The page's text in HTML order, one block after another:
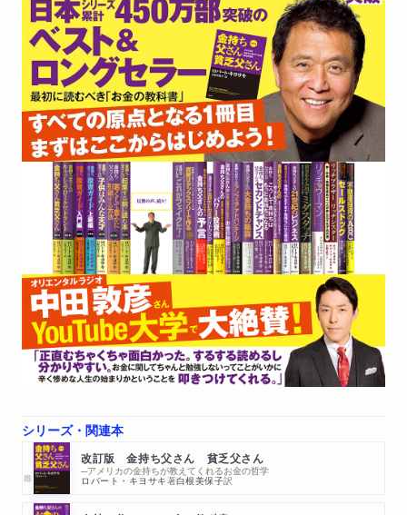
シリーズ・関連本
改訂版 金持ち父さん 貧乏父さん
─アメリカの金持ちが教えてくれるお金の哲学
ロバート・キヨサキ著白根美保子訳